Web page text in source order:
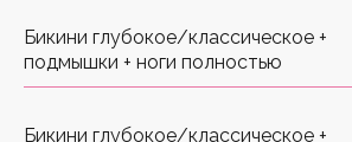
Бикини глубокое/классическое +
подмышки + ноги полностью
Бикини глубокое/классическое +